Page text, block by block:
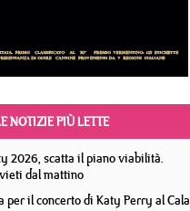
NOTIZIE PIÙ LETTE
2026, scatta il piano viabilità.
dal mattino
per il concerto di Katy Perry al Cala